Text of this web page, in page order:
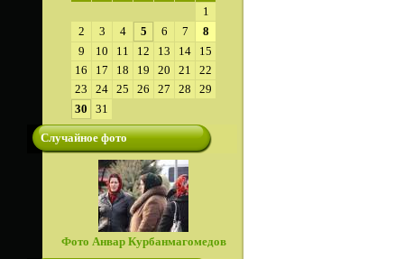
1
2
3 4 5 6 7
8
9
10 11 12 13 14
15
16
17 18 19 20 21
22
23
24 25 26 27 28
29
30
31
Случайное фото
Фото Анвар Курбанмагомедов